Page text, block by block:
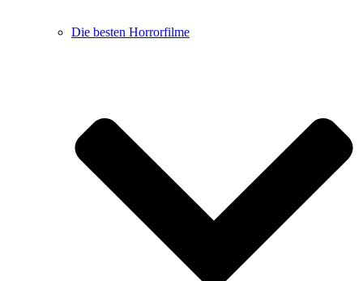
Die besten Horrorfilme